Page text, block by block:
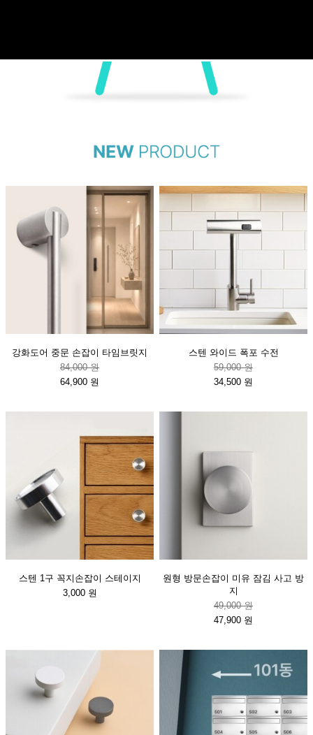
강화도어 중문 손잡이 타임브릿지
84,000 원
64,900 원
스텐 와이드 폭포 수전
59,000 원
34,500 원
스텐 1구 꼭지손잡이 스테이지
3,000 원
원형 방문손잡이 미유 잠김 사고 방
지
49,000 원
47,900 원